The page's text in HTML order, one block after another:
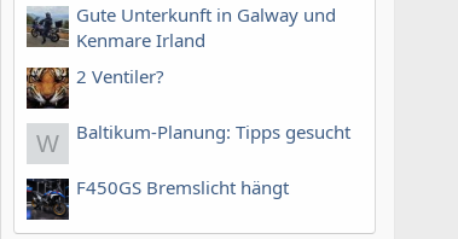
Gute Unterkunft in Galway und
Kenmare Irland
2 Ventiler?
W Baltikum-Planung: Tipps gesucht
F450GS Bremslicht hängt